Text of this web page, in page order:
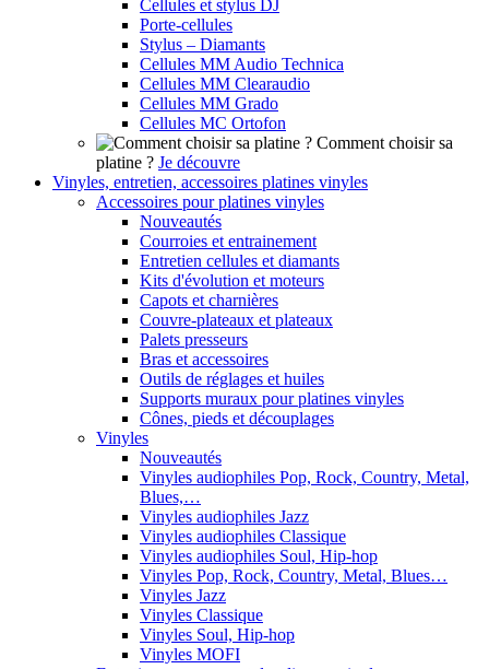
Cellules et stylus DJ
Porte-cellules
Stylus – Diamants
Cellules MM Audio Technica
Cellules MM Clearaudio
Cellules MM Grado
Cellules MC Ortofon
Comment choisir sa
platine ? Je découvre
Vinyles, entretien, accessoires platines vinyles
Accessoires pour platines vinyles
Nouveautés
Courroies et entrainement
Entretien cellules et diamants
Kits d'évolution et moteurs
Capots et charnières
Couvre-plateaux et plateaux
Palets presseurs
Bras et accessoires
Outils de réglages et huiles
Supports muraux pour platines vinyles
Cônes, pieds et découplages
Vinyles
Nouveautés
Vinyles audiophiles Pop, Rock, Country, Metal,
Blues,…
Vinyles audiophiles Jazz
Vinyles audiophiles Classique
Vinyles audiophiles Soul, Hip-hop
Vinyles Pop, Rock, Country, Metal, Blues…
Vinyles Jazz
Vinyles Classique
Vinyles Soul, Hip-hop
Vinyles MOFI